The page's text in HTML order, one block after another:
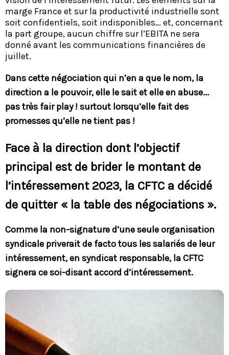
marge France et sur la productivité industrielle sont
soit confidentiels, soit indisponibles… et, concernant
la part groupe, aucun chiffre sur l’EBITA ne sera
donné avant les communications financières de
juillet.
Dans cette négociation qui n’en a que le nom, la
direction a le pouvoir, elle le sait et elle en abuse...
pas très fair play ! surtout lorsqu’elle fait des
promesses qu’elle ne tient pas !
Face à la direction dont l’objectif
principal est de brider le montant de
l’intéressement 2023, la CFTC a décidé
de quitter « la table des négociations ».
Comme la non-signature d’une seule organisation
syndicale priverait de facto tous les salariés de leur
intéressement, en syndicat responsable, la CFTC
signera ce soi-disant accord d’intéressement.